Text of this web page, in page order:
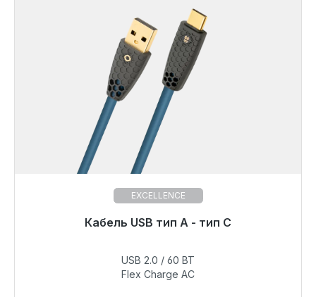
EXCELLENCE
Кабель USB тип A - тип C
Готовы к немедленной отправке, срок поставки
19,99 €
USB 2.0 / 60 ВТ
Flex Charge AC